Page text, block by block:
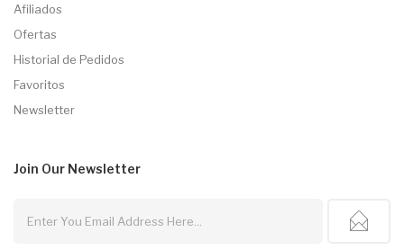
Afiliados
Ofertas
Historial de Pedidos
Favoritos
Newsletter
Join Our Newsletter